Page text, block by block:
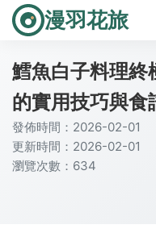
漫羽花旅
鱈魚白子料理終
的實用技巧與食
發佈時間：2026-02-01
更新時間：2026-02-01
瀏覽次數：634